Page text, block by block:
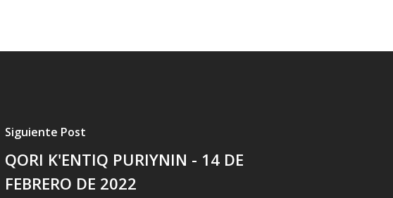
Siguiente Post
QORI K'ENTIQ PURIYNIN - 14 DE
FEBRERO DE 2022